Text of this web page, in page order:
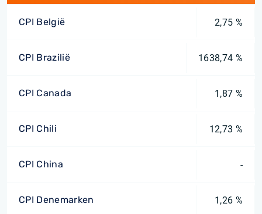
CPI België 2,75 %
CPI Brazilië 1638,74 %
CPI Canada 1,87 %
CPI Chili 12,73 %
CPI China -
CPI Denemarken 1,26 %